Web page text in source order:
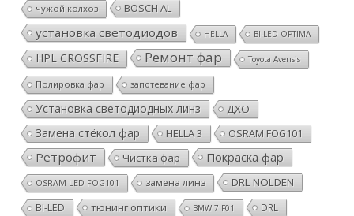
чужой колхоз BOSCH AL
установка светодиодов HELLA BI-LED OPTIMA
HPL CROSSFIRE Ремонт фар Toyota Avensis
Полировка фар запотевание фар
Установка светодиодных линз ДХО
Замена стёкол фар HELLA 3 OSRAM FOG101
Ретрофит Чистка фар Покраска фар
OSRAM LED FOG101 замена линз DRL NOLDEN
BI-LED тюнинг оптики BMW 7 F01 DRL